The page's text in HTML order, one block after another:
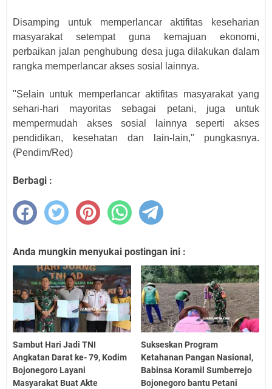
Disamping untuk memperlancar aktifitas keseharian
masyarakat setempat guna kemajuan ekonomi,
perbaikan jalan penghubung desa juga dilakukan dalam
rangka memperlancar akses sosial lainnya.
"Selain untuk memperlancar aktifitas masyarakat yang
sehari-hari mayoritas sebagai petani, juga untuk
mempermudah akses sosial lainnya seperti akses
pendidikan, kesehatan dan lain-lain," pungkasnya.
(Pendim/Red)
Berbagi :
Anda mungkin menyukai postingan ini :
Sambut Hari Jadi TNI
Angkatan Darat ke- 79, Kodim
Bojonegoro Layani
Masyarakat Buat Akte
Sukseskan Program
Ketahanan Pangan Nasional,
Babinsa Koramil Sumberrejo
Bojonegoro bantu Petani